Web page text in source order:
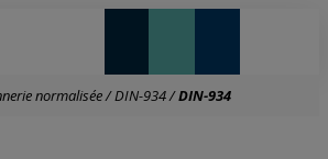
normalisée/DIN-934/DIN-934